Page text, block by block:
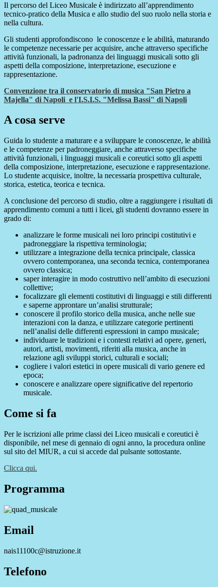
Il percorso del Liceo Musicale è indirizzato all’apprendimento
tecnico-pratico della Musica e allo studio del suo ruolo nella storia e
nella cultura.
Gli studenti approfondiscono le conoscenze e le abilità, maturando
le competenze necessarie per acquisire, anche attraverso specifiche
attività funzionali, la padronanza dei linguaggi musicali sotto gli
aspetti della composizione, interpretazione, esecuzione e
rappresentazione.
Convenzione tra il conservatorio di musica "San Pietro a
Majella" di Napoli e l'I.S.I.S. "Melissa Bassi" di Napoli
A cosa serve
Guida lo studente a maturare e a sviluppare le conoscenze, le abilità
e le competenze per padroneggiare, anche attraverso specifiche
attività funzionali, i linguaggi musicali e coreutici sotto gli aspetti
della composizione, interpretazione, esecuzione e rappresentazione.
Lo studente acquisice, inoltre, la necessaria prospettiva culturale,
storica, estetica, teorica e tecnica.
A conclusione del percorso di studio, oltre a raggiungere i risultati di
apprendimento comuni a tutti i licei, gli studenti dovranno essere in
grado di:
analizzare le forme musicali nei loro principi costitutivi e
padroneggiare la rispettiva terminologia;
utilizzare a integrazione della tecnica principale, classica
ovvero contemporanea, una seconda tecnica, contemporanea
ovvero classica;
saper interagire in modo costruttivo nellʼambito di esecuzioni
collettive;
focalizzare gli elementi costitutivi di linguaggi e stili differenti
e saperne approntare unʼanalisi strutturale;
conoscere il profilo storico della musica, anche nelle sue
interazioni con la danza, e utilizzare categorie pertinenti
nellʼanalisi delle differenti espressioni in campo musicale;
individuare le tradizioni e i contesti relativi ad opere, generi,
autori, artisti, movimenti, riferiti alla musica, anche in
relazione agli sviluppi storici, culturali e sociali;
cogliere i valori estetici in opere musicali di vario genere ed
epoca;
conoscere e analizzare opere significative del repertorio
musicale.
Come si fa
Per le iscrizioni alle prime classi dei Liceo musicali e coreutici è
disponibile, nel mese di gennaio di ogni anno, la procedura online
sul sito del MIUR, a cui si accede dal pulsante sottostante.
Clicca qui.
Programma
Email
nais11100c@istruzione.it
Telefono